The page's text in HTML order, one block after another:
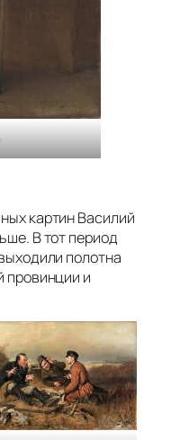
картин Василий
В тот период
полотна
провинции и